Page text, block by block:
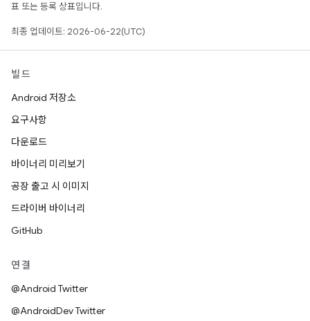
표 또는 등록 상표입니다.
최종 업데이트: 2026-06-22(UTC)
빌드
Android 저장소
요구사항
다운로드
바이너리 미리보기
공장 출고 시 이미지
드라이버 바이너리
GitHub
연결
@Android Twitter
@AndroidDev Twitter